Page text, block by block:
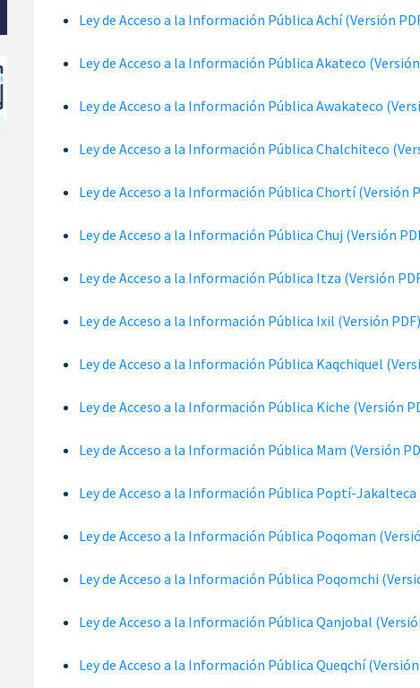
Ley de Acceso a la Información Pública Achí (Versión
Ley de Acceso a la Información Pública Akateco
Ley de Acceso a la Información Pública Awakateco
Ley de Acceso a la Información Pública Chalchiteco
Ley de Acceso a la Información Pública Chortí (Versión
Ley de Acceso a la Información Pública Chuj (Versión
Ley de Acceso a la Información Pública Itza (Versión
Ley de Acceso a la Información Pública Ixil (Versión PDF)
Ley de Acceso a la Información Pública Kaqchiquel
Ley de Acceso a la Información Pública Kiche (Versión
Ley de Acceso a la Información Pública Mam (Versión
Ley de Acceso a la Información Pública Poptí-Jakalteca
Ley de Acceso a la Información Pública Poqoman
Ley de Acceso a la Información Pública Poqomchi
Ley de Acceso a la Información Pública Qanjobal
Ley de Acceso a la Información Pública Queqchí (Versión